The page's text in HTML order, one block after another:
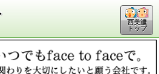
西美濃
トップ